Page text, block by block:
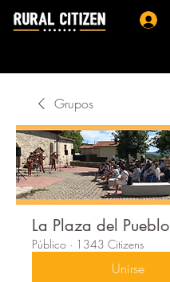
Grupos
La Plaza del Pueblo
Público · 1343 Citizens
Unirse